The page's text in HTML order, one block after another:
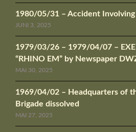
1980/05/31 – Accident Involving
JUNI 3, 2025
1979/03/26 – 1979/04/07 –
“RHINO EM” by Newspaper
MAI 30, 2025
1969/04/02 – Headquarters of
Brigade dissolved
MAI 27, 2025